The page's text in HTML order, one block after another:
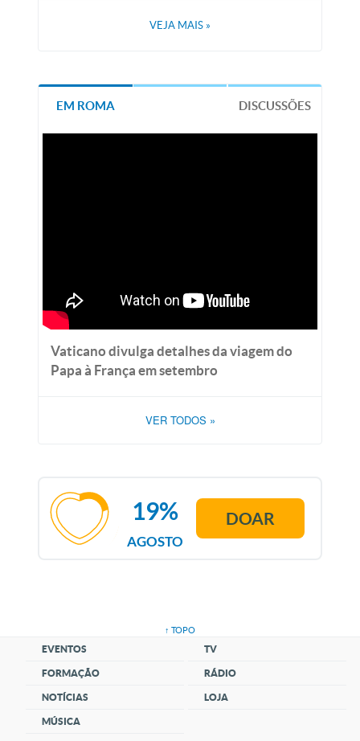
VEJA MAIS »
EM ROMA DISCUSSÕES
Vaticano divulga detalhes da viagem do
Papa à França em setembro
VER TODOS »
AGOSTO
19% DOAR
↑ TOPO
EVENTOS
FORMAÇÃO
NOTÍCIAS
MÚSICA
TV
RÁDIO
LOJA